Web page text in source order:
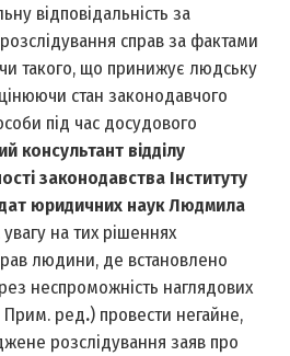
відповідальність за
справ за фактами
такого, що принижує людську
стан законодавчого
під час досудового
консультант відділу
законодавства Інституту
юридичних наук Людмила
на тих рішеннях
людини, де встановлено
неспроможність наглядових
Прим. ред.) провести негайне,
розслідування заяв про